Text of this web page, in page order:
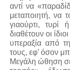
αντί να
μεταποιητή, να
γιαούρτι,
διαθέτουν οι
υπεραξία από
τους, εφ’ όσον
Μεγάλη ώθηση